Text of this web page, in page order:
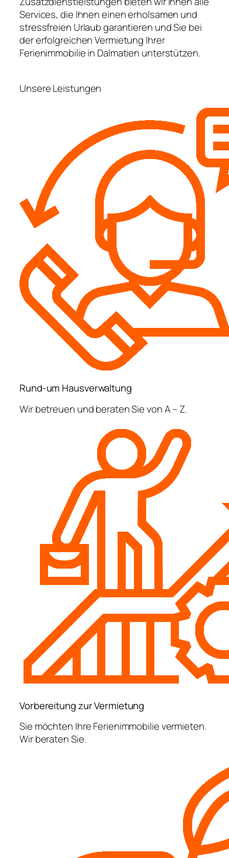
Services, die Ihnen einen erholsamen und
stressfreien Urlaub garantieren und Sie bei
der erfolgreichen Vermietung Ihrer
Ferienimmobilie in Dalmatien unterstützen.
Unsere Leistungen
Rund-um Hausverwaltung
Wir betreuen und beraten Sie von A – Z.
Vorbereitung zur Vermietung
Sie möchten Ihre Ferienimmobilie vermieten.
Wir beraten Sie.